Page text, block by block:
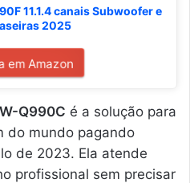
11.1.4 canais Subwoofer e
2025
em Amazon
Q990C é a solução para
do mundo pagando
de 2023. Ela atende
profissional sem precisar